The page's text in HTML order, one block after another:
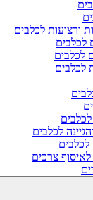
ורצועות לכלבים
לכלבים
לכלבים
לכלבים
לכלבים
לכלבים
לכלבים
צרכים